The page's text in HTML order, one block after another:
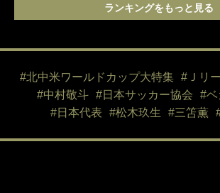
ランキングをもっと見る
#北中米ワールドカップ大特集 #Ｊリ
#中村敬斗
#日本サッカー協会
#ベ
#日本代表
#松木玖生 #三笘薫